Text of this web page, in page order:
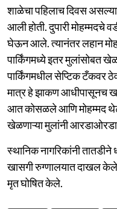
शाळेचा पहिलाच दिवस असल्याने
आली होती. दुपारी मोहम्मदचे
घेऊन आले. त्यानंतर लहान
पार्किंगमध्ये इतर मुलांसोबत
पार्किंगमधील सेप्टिक टँकवर
मात्र हे झाकण आधीपासूनच
आत कोसळले आणि मोहम्मद
खेळणाऱ्या मुलांनी आरडाओरडा
स्थानिक नागरिकांनी
खासगी रुग्णालयात दाखल केले.
मृत घोषित केले.